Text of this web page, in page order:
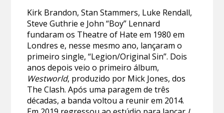
Kirk Brandon, Stan Stammers, Luke Rendall,
Steve Guthrie e John “Boy” Lennard
fundaram os Theatre of Hate em 1980 em
Londres e, nesse mesmo ano, lançaram o
primeiro single, “Legion/Original Sin”. Dois
anos depois veio o primeiro álbum,
Westworld, produzido por Mick Jones, dos
The Clash. Após uma paragem de três
décadas, a banda voltou a reunir em 2014.